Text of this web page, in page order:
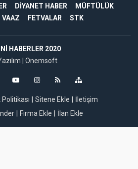
DİYANET HABER
MÜFTÜLÜK
VAAZ FETVALAR STK
HABERLER 2020
| Onemsoft
Politikası Sitene Ekle
İletişim
Firma Ekle İlan Ekle